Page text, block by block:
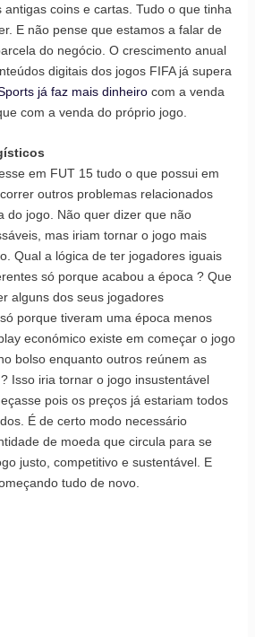
antigas coins e cartas. Tudo o que tinha
E não pense que estamos a falar de
do negócio. O crescimento anual
digitais dos jogos FIFA já supera
já faz mais dinheirocom a venda
com a venda do próprio jogo.
em FUT 15 tudo o que possui em
outros problemas relacionados
do jogo. Não quer dizer que não
mas iriam tornar o jogo mais
Qual a lógica de ter jogadores iguais
só porque acabou a época ? Que
alguns dos seus jogadores
porque tiveram uma época menos
económico existe em começar o jogo
bolso enquanto outros reúnem as
Isso iria tornar o jogo insustentável
pois os preços já estariam todos
É de certo modo necessário
de moeda que circula para se
justo, competitivo e sustentável. E
tudo de novo.